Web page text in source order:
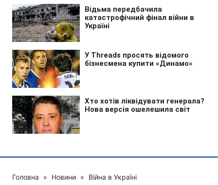
Головна » Новини » Війна в Україні